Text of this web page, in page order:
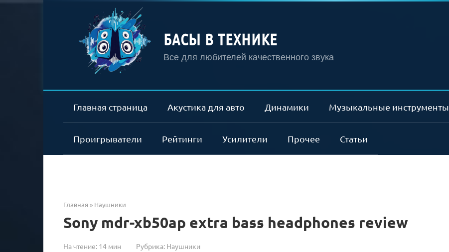
БАСЫ В ТЕХНИКЕ
Все для любителей качественного звука
Главная страница Акустика для авто Динамики Музыкальные инструменты
Проигрыватели Рейтинги Усилители Прочее Статьи
Главная » Наушники
Sony mdr-xb50ap extra bass headphones review
На чтение: 14 мин Рубрика: Наушники